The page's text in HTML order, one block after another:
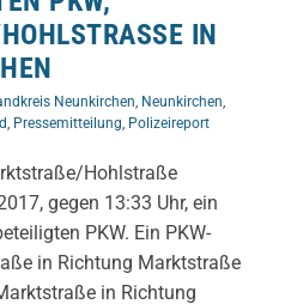
IN 66
Neunkirchen Neunkirchen
Pressemitteilung Polizeireport
Hohlstraße
gegen 13:33 Uhr, ein
PKW. Ein PKW-
in Richtung Marktstraße
in Richtung